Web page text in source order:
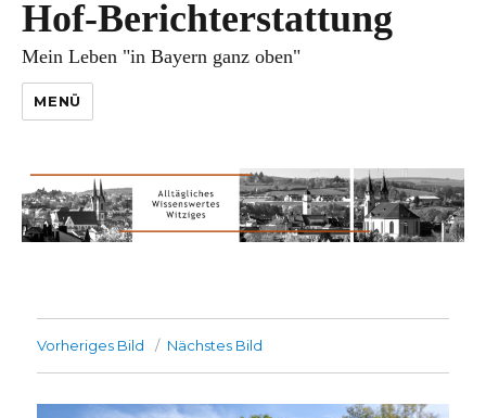
Hof-Berichterstattung
Mein Leben "in Bayern ganz oben"
MENÜ
Vorheriges Bild Nächstes Bild